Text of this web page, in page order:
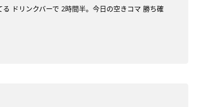
ドリンクバーで 2時間半。今日の空きコマ 勝ち確